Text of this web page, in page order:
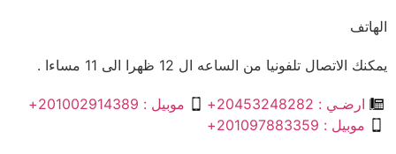
الهاتف
يمكنك الاتصال تلفونيا من الساعه ال 12 ظهرا الى 11 مساءا .
ارضـي : 20453248282+
موبيل : 201002914389+
موبيل : 201097883359+